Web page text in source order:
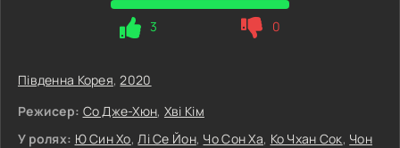
3 0
Південна Корея,2020
Режисер: Со Дже-Хюн, Хві Кім
У ролях: Ю Син Хо,Лі Се Йон, Чо Сон Ха, Ко Чхан Сок, Чон